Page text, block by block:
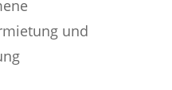
und